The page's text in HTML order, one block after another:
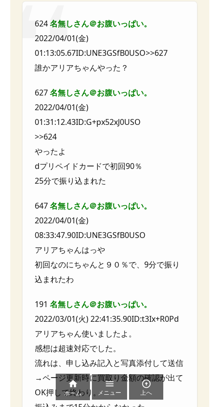
624名無しさん＠お腹いっぱい。
2022/04/01(金)
01:13:05.67ID:UNE3GSfB0USO>>627
誰かアリアちゃんやった？
627名無しさん＠お腹いっぱい。
2022/04/01(金)
01:31:12.43ID:G+px52xJ0USO
>>624
やったよ
dプリペイドカードで初回90％
25分で振り込まれた
647名無しさん＠お腹いっぱい。
2022/04/01(金)
08:33:47.90ID:UNE3GSfB0USO
アリアちゃんはっや
初回なのにちゃんと９０％で、9分で振り
込まれたわ
191 名無しさん＠お腹いっぱい。
2022/03/01(火) 22:41:35.90ID:t3Ix+R0Pd
アリアちゃん使いましたよ。
感想は超速対応でした。
流れは、申し込み記入と写真添付して送信
→ページ更新時に買取り金額の確認が出て
OK押して終わり。

ホーム

メニュー

上へ